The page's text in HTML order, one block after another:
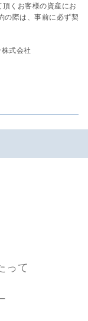
くお客様の資産にお
の際は、事前に必ず契
式会社
って